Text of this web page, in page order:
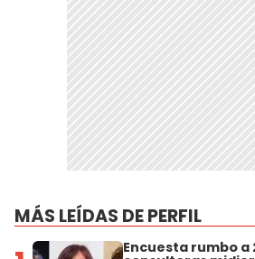
MÁS LEÍDAS DE PERFIL
Encuesta rumbo a